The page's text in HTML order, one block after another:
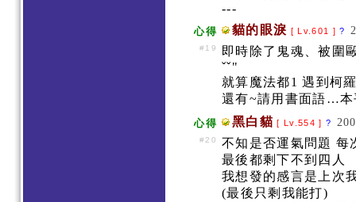
---
心得 貓的眼淚 [ Lv.601 ]?
#19
即時除了鬼魂、被圍
ˇˇ"
就算魔法都1 遇到柯
還有~請用書面語…本
心得 黑白貓 [ Lv.554 ] ?
#20
不知是否運氣問題
最後都剩下不到四人
我想發的感言是上次
(最後只剩我能打)